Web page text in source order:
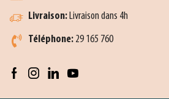
Livraison:Livraison dans 4h
Téléphone: 29 165 760